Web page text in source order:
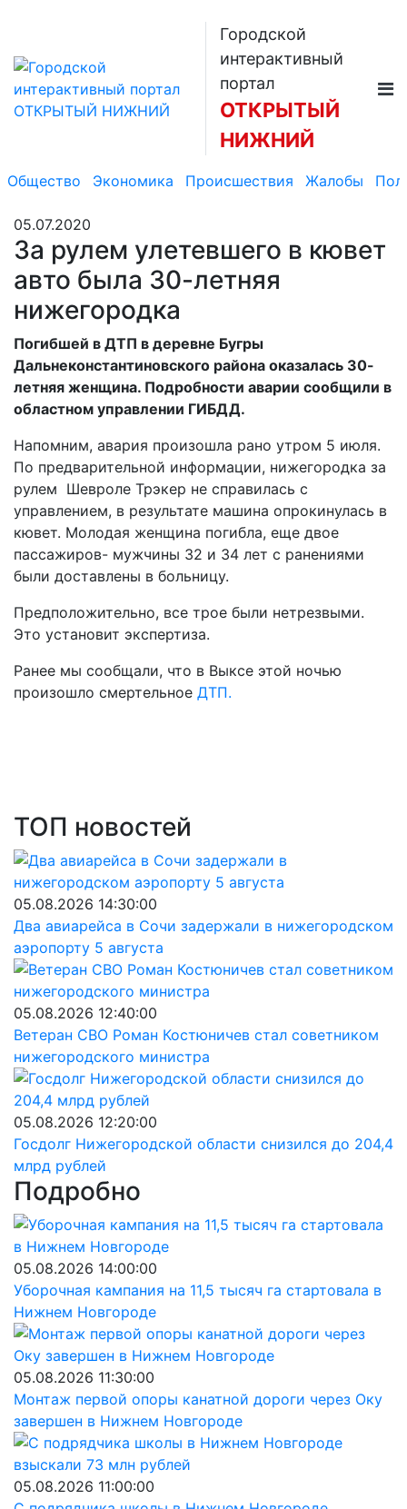
Городской
интерактивный
портал
ОТКРЫТЫЙ
НИЖНИЙ
Общество Экономика Происшествия Жалобы
05.07.2020
За рулем улетевшего в кювет
авто была 30-летняя
нижегородка
Погибшей в ДТП в деревне Бугры
Дальнеконстантиновского района оказалась 30-
летняя женщина. Подробности аварии сообщили в
областном управлении ГИБДД.
Напомним, авария произошла рано утром 5 июля.
По предварительной информации, нижегородка за
рулем Шевроле Трэкер не справилась с
управлением, в результате машина опрокинулась в
кювет. Молодая женщина погибла, еще двое
пассажиров- мужчины 32 и 34 лет с ранениями
были доставлены в больницу.
Предположительно, все трое были нетрезвыми.
Это установит экспертиза.
Ранее мы сообщали, что в Выксе этой ночью
произошло смертельное ДТП.
ТОП новостей
05.08.2026 14:30:00
Два авиарейса в Сочи задержали в нижегородском
аэропорту 5 августа
05.08.2026 12:40:00
Ветеран СВО Роман Костюничев стал советником
нижегородского министра
05.08.2026 12:20:00
Госдолг Нижегородской области снизился до 204,4
млрд рублей
Подробно
05.08.2026 14:00:00
Уборочная кампания на 11,5 тысяч га стартовала в
Нижнем Новгороде
05.08.2026 11:30:00
Монтаж первой опоры канатной дороги через Оку
завершен в Нижнем Новгороде
05.08.2026 11:00:00